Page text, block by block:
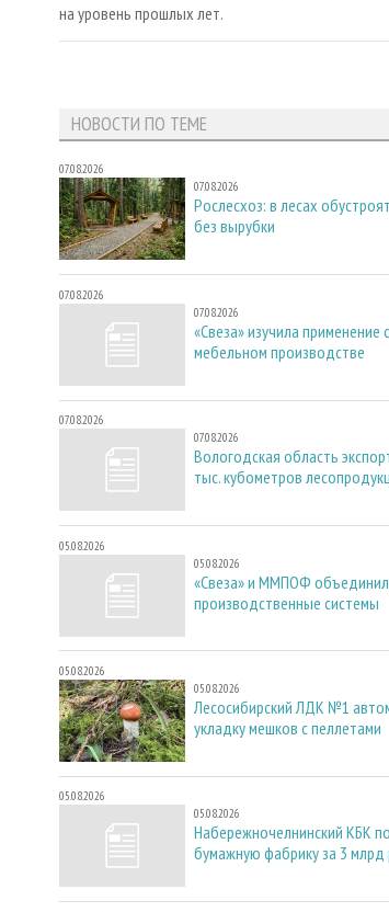
на уровень прошлых лет.
НОВОСТИ ПО ТЕМЕ
07.08.2026
07.08.2026
Рослесхоз: в лесах
без вырубки
07.08.2026
07.08.2026
«Свеза» изучила применение
мебельном производстве
07.08.2026
07.08.2026
Вологодская область
тыс. кубометров
05.08.2026
05.08.2026
«Свеза» и ММПОФ
производственные системы
05.08.2026
05.08.2026
Лесосибирский ЛДК №1
укладку мешков с пеллетами
05.08.2026
05.08.2026
Набережночелнинский КБК
бумажную фабрику за 3 млрд